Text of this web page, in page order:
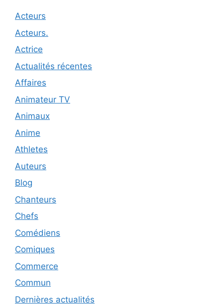
Acteurs
Acteurs.
Actrice
Actualités récentes
Affaires
Animateur TV
Animaux
Anime
Athletes
Auteurs
Blog
Chanteurs
Chefs
Comédiens
Comiques
Commerce
Commun
Dernières actualités